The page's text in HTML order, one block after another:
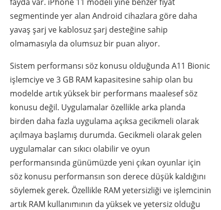
segmentinde yer alan Android cihazlara göre daha
yavaş şarj ve kablosuz şarj desteğine sahip
olmamasıyla da olumsuz bir puan alıyor.
Sistem performansı söz konusu olduğunda A11 Bionic
işlemciye ve 3 GB RAM kapasitesine sahip olan bu
modelde artık yüksek bir performans maalesef söz
konusu değil. Uygulamalar özellikle arka planda
birden daha fazla uygulama açıksa gecikmeli olarak
açılmaya başlamış durumda. Gecikmeli olarak gelen
uygulamalar can sıkıcı olabilir ve oyun
performansında günümüzde yeni çıkan oyunlar için
söz konusu performansın son derece düşük kaldığını
söylemek gerek. Özellikle RAM yetersizliği ve işlemcinin
artık RAM kullanımının da yüksek ve yetersiz olduğu